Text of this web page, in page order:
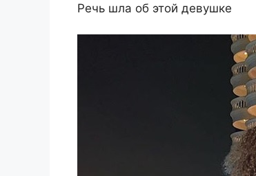
Речь шла об этой девушке